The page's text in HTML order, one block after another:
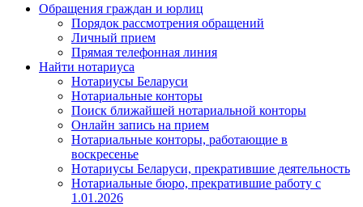
Обращения граждан и юрлиц
Порядок рассмотрения обращений
Личный прием
Прямая телефонная линия
Найти нотариуса
Нотариусы Беларуси
Нотариальные конторы
Поиск ближайшей нотариальной конторы
Онлайн запись на прием
Нотариальные конторы, работающие в
воскресенье
Нотариусы Беларуси, прекратившие деятельность
Нотариальные бюро, прекратившие работу с
1.01.2026